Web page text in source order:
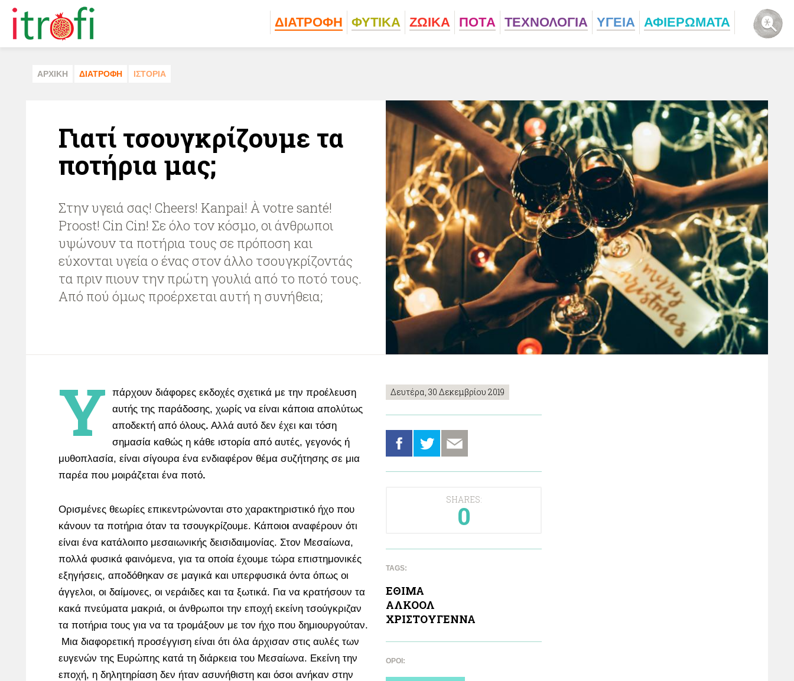
ΔΙΑΤΡΟΦΗ ΦΥΤΙΚA ΖΩΙΚA ΠΟΤA ΤΕΧΝΟΛΟΓΙΑ ΥΓΕΙΑ ΑΦΙΕΡΩΜΑΤΑ
ΑΡΧΙΚΗ ΔΙΑΤΡΟΦΗ ΙΣΤΟΡΙΑ
Γιατί τσουγκρίζουμε τα
ποτήρια μας;
Στην υγειά σας! Cheers! Kanpai! À votre santé!
Proost! Cin Cin! Σε όλο τον κόσμο, οι άνθρωποι
υψώνουν τα ποτήρια τους σε πρόποση και
εύχονται υγεία ο ένας στον άλλο τσουγκρίζοντάς
τα πριν πιουν την πρώτη γουλιά από το ποτό τους.
Από πού όμως προέρχεται αυτή η συνήθεια;
Δευτέρα, 30 Δεκεμβρίου 2019
SHARES:
0
Υ
πάρχουν διάφορες εκδοχές σχετικά με την προέλευση
αυτής της παράδοσης, χωρίς να είναι κάποια απολύτως
αποδεκτή από όλους. Αλλά αυτό δεν έχει και τόση
σημασία καθώς η κάθε ιστορία από αυτές, γεγονός ή
μυθοπλασία, είναι σίγουρα ένα ενδιαφέρον θέμα συζήτησης σε μια
παρέα που μοιράζεται ένα ποτό.
Ορισμένες θεωρίες επικεντρώνονται στο χαρακτηριστικό ήχο που
κάνουν τα ποτήρια όταν τα τσουγκρίζουμε. Κάποιοι αναφέρουν ότι
είναι ένα κατάλοιπο μεσαιωνικής δεισιδαιμονίας. Στον Μεσαίωνα,
πολλά φυσικά φαινόμενα, για τα οποία έχουμε τώρα επιστημονικές
εξηγήσεις, αποδόθηκαν σε μαγικά και υπερφυσικά όντα όπως οι
άγγελοι, οι δαίμονες, οι νεράιδες και τα ξωτικά. Για να κρατήσουν τα
κακά πνεύματα μακριά, οι άνθρωποι την εποχή εκείνη τσούγκριζαν
τα ποτήρια τους για να τα τρομάξουν με τον ήχο που δημιουργούταν.
Μια διαφορετική προσέγγιση είναι ότι όλα άρχισαν στις αυλές των
ευγενών της Ευρώπης κατά τη διάρκεια του Μεσαίωνα. Εκείνη την
εποχή, η δηλητηρίαση δεν ήταν ασυνήθιστη και όσοι ανήκαν στην
TAGS:
ΕΘΙΜΑ
ΑΛΚΟΟΛ
ΧΡΙΣΤΟΥΓΕΝΝΑ
ΌΡΟΙ: